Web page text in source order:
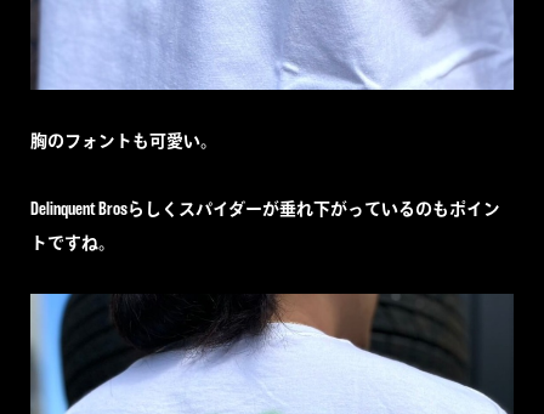
胸のフォントも可愛い。
Delinquent Brosらしくスパイダーが垂れ下がっているのもポイン
トですね。